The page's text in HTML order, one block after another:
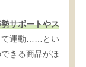
サポートやス
て運動……とい
きる商品がほ